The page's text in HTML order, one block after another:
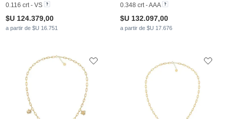
0.116 crt - VS
$U 124.379,00
a partir de $U 16.751
0.348 crt - AAA
$U 132.097,00
a partir de $U 17.676